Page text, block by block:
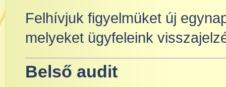
Felhívjuk figyelmüket új
melyeket ügyfeleink
Belső audit